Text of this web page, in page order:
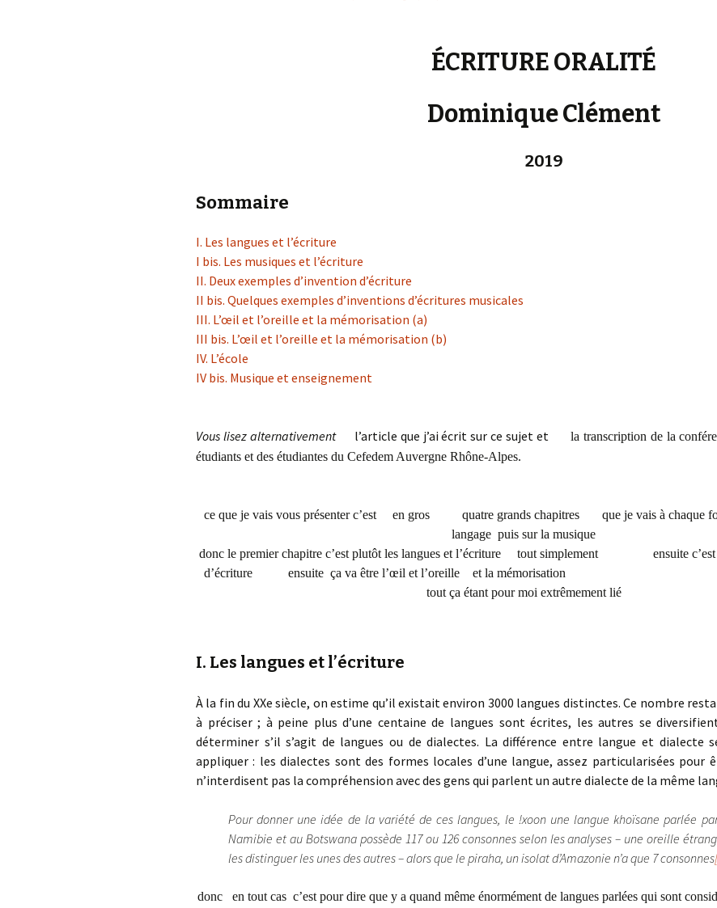
ÉCRITURE ORALITÉ
Dominique Clément
2019
Sommaire
I. Les langues et l’écriture
I bis. Les musiques et l’écriture
II. Deux exemples d’invention d’écriture
II bis. Quelques exemples d’inventions d’écritures musicales
III. L’œil et l’oreille et la mémorisation (a)
III bis. L’œil et l’oreille et la mémorisation (b)
IV. L’école
IV bis. Musique et enseignement
Vous lisez alternativement l’article que j’ai écrit sur ce sujet et la transcription de la
étudiants et des étudiantes du Cefedem Auvergne Rhône-Alpes.
ce que je vais vous présenter c’est en gros quatre grands chapitres que je vais à chaque
langage puis sur la musique
donc le premier chapitre c’est plutôt les langues et l’écriture tout simplement
ensuite c’est
d’écriture ensuite ça va être l’œil et l’oreille et la mémorisation et
tout ça étant pour moi extrêmement lié
I. Les langues et l’écriture
À la fin du XXe siècle, on estime qu’il existait environ 3000 langues distinctes. Ce nombre
à préciser ; à peine plus d’une centaine de langues sont écrites, les autres se
déterminer s’il s’agit de langues ou de dialectes. La différence entre langue et dialecte
appliquer : les dialectes sont des formes locales d’une langue, assez particularisées pour
n’interdisent pas la compréhension avec des gens qui parlent un autre dialecte de la même
Pour donner une idée de la variété de ces langues, le !xoon une langue khoïsane parlée
Namibie et au Botswana possède 117 ou 126 consonnes selon les analyses – une oreille
les distinguer les unes des autres – alors que le piraha, un isolat d’Amazonie n’a que 7 consonnes
donc en tout cas c’est pour dire que y a quand même énormément de langues parlées qui sont